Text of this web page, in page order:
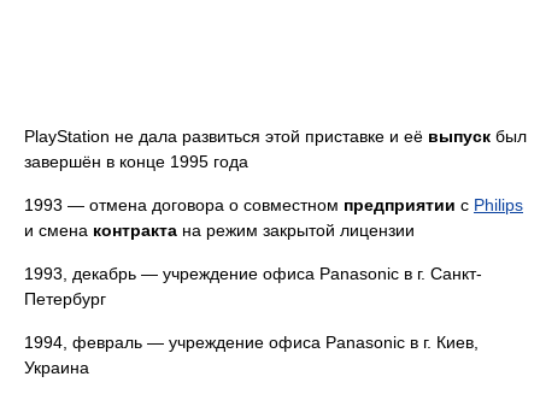
PlayStation не дала развиться этой приставке и её выпуск был
завершён в конце 1995 года
1993 — отмена договора о совместном предприятии с Philips
и смена контракта на режим закрытой лицензии
1993, декабрь — учреждение офиса Panasonic в г. Санкт-
Петербург
1994, февраль — учреждение офиса Panasonic в г. Киев,
Украина